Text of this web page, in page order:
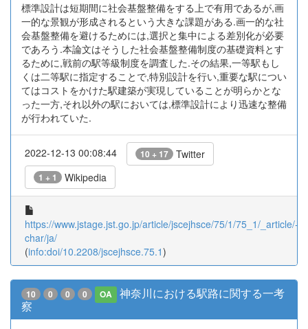
標準設計は短期間に社会基盤整備をする上で有用であるが,画
一的な景観が形成されるという大きな課題がある.画一的な社
会基盤整備を避けるためには,選択と集中による差別化が必要
であろう.本論文はそうした社会基盤整備制度の基礎資料とす
るために,戦前の駅等級制度を調査した.その結果,一等駅もし
くは二等駅に指定することで,特別設計を行い,重要な駅につい
てはコストをかけた駅建築が実現していることが明らかとな
った一方,それ以外の駅においては,標準設計により迅速な整備
が行われていた.
2022-12-13 00:08:44 10 + 17 Twitter
1 + 1 Wikipedia
https://www.jstage.jst.go.jp/article/jscejhsce/75/1/75_1/_article/-
char/ja/
(info:doi/10.2208/jscejhsce.75.1)
10 0 0 0 OA
神奈川における駅路に関する一考
察